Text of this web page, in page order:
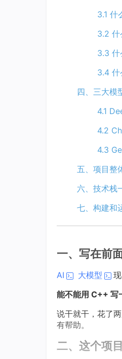
3.1 什
3.2 什
3.3
3.4 什
四、三大模
4.1
4.2
4.3
五、项目整
六、技术栈
七、构建和
一、写在前
AI 大模型
能不能用 C++ 写
说干就干，花了
有帮助。
二、这个项